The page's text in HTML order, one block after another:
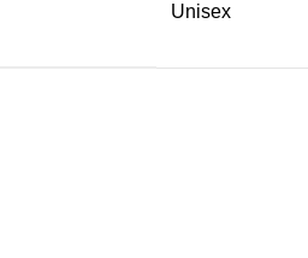
Unisex